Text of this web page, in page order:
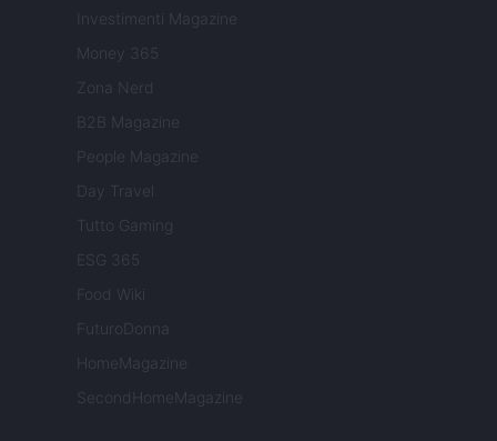
Investimenti Magazine
Money 365
Zona Nerd
B2B Magazine
People Magazine
Day Travel
Tutto Gaming
ESG 365
Food Wiki
FuturoDonna
HomeMagazine
SecondHomeMagazine